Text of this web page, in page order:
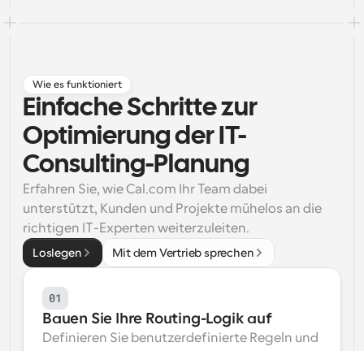
Supercharged Planung mit KI-gestützten Anrufen
Blog
Bleiben Sie auf dem Laufenden über die neuesten
Nachrichten und Updates.
Sofortige Besprechungen
Treffen Sie sich in wenigen Minuten mit Kunden
Dynamische Gruppenlinks
Nahtlos Meetings mit mehreren Personen buchen
Webhooks
Erhalten Sie eine Benachrichtigung, wenn etwas
passiert
Wie es funktioniert
Einfache Schritte zur
Optimierung der IT-
Consulting-Planung
Erfahren Sie, wie Cal.com Ihr Team dabei
unterstützt, Kunden und Projekte mühelos an die
richtigen IT-Experten weiterzuleiten.
Loslegen Mit dem Vertrieb sprechen
01
Bauen Sie Ihre Routing-Logik auf
Definieren Sie benutzerdefinierte Regeln und